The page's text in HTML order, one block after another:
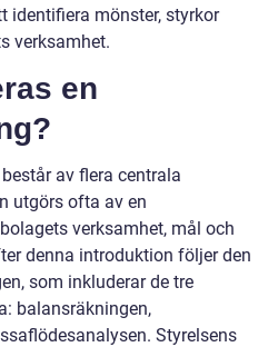
identifiera mönster, styrkor
verksamhet.
en
av flera centrala
utgörs ofta av en
verksamhet, mål och
denna introduktion följer den
som inkluderar de tre
balansräkningen,
Styrelsens